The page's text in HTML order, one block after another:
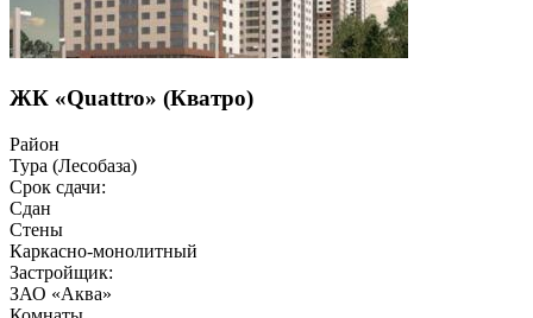
ЖК «Quattro» (Кватро)
Район
Тура (Лесобаза)
Срок сдачи:
Сдан
Стены
Каркасно-монолитный
Застройщик:
ЗАО «Аква»